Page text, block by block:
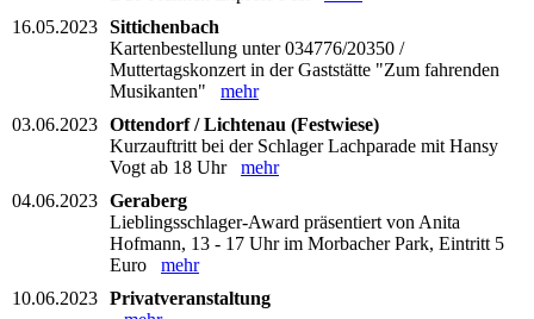
16.05.2023 Sittichenbach
Kartenbestellung unter 034776/20350 /
Muttertagskonzert in der Gaststätte "Zum fahrenden
Musikanten" mehr
03.06.2023 Ottendorf / Lichtenau (Festwiese)
Kurzauftritt bei der Schlager Lachparade mit Hansy
Vogt ab 18 Uhr mehr
04.06.2023 Geraberg
Lieblingsschlager-Award präsentiert von Anita
Hofmann, 13 - 17 Uhr im Morbacher Park, Eintritt 5
Euro mehr
10.06.2023 Privatveranstaltung